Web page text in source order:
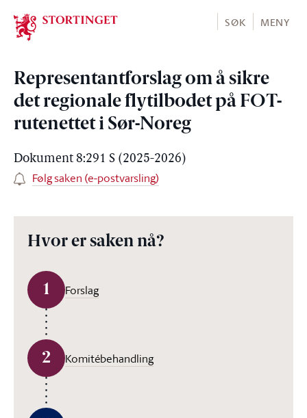
Stortinget.no
SØK MENY
Representantforslag om å sikre
det regionale flytilbodet på FOT-
rutenettet i Sør-Noreg
Dokument 8:291 S (2025-2026)
Følg saken (e-postvarsling)
Hvor er saken nå?
1 Forslag
2 Komitébehandling